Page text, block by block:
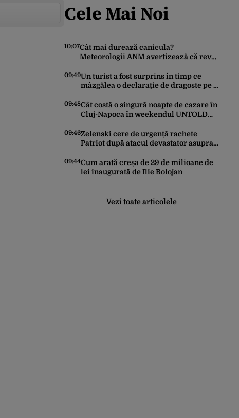
Cele Mai Noi
10:07Cât mai durează canicula?
Meteorologii ANM avertizează că revin
zonele vizate, începând chiar de azi
09:49Un turist a fost surprins în timp ce
mâzgălea o declarație de dragoste pe o
stârnit o furtună de comentarii pe
internet
09:48Cât costă o singură noapte de cazare în
Cluj-Napoca în weekendul UNTOLD
record
09:46Zelenski cere de urgență rachete
Patriot după atacul devastator asupra
toate birocrațiile”
09:44Cum arată creșa de 29 de milioane de
lei inaugurată de Ilie Bolojan
Vezi toate articolele